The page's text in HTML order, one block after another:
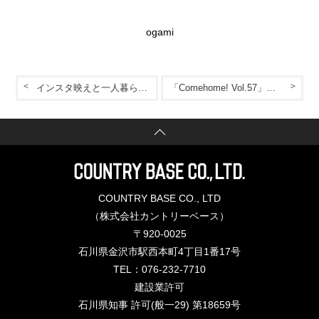
ogami
「Comehome! Vol.57」にMamanのお家が掲載されました°˖✧
インスタ映えと一人暮らしのご飯
COUNTRY BASE CO., LTD
（株式会社カントリーベース）
〒920-0025
石川県金沢市駅西本町4丁目1番17号
TEL：076-232-7710
建設業許可
石川県知事 許可(般一29) 第18659号